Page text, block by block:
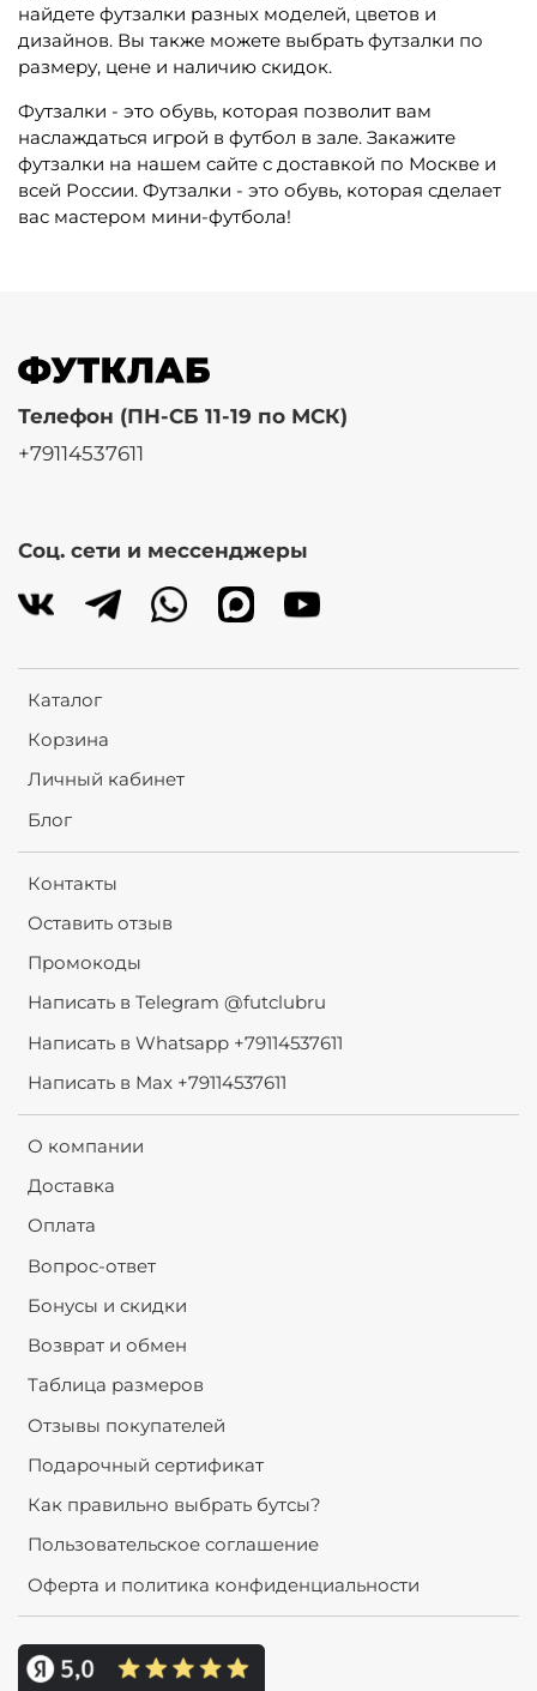
найдете футзалки разных моделей, цветов и
дизайнов. Вы также можете выбрать футзалки по
размеру, цене и наличию скидок.
Футзалки - это обувь, которая позволит вам
наслаждаться игрой в футбол в зале. Закажите
футзалки на нашем сайте с доставкой по Москве и
всей России. Футзалки - это обувь, которая сделает
вас мастером мини-футбола!
Каталог
Корзина
Личный кабинет
Блог
Контакты
Оставить отзыв
Промокоды
Написать в Telegram @futclubru
Написать в Whatsapp +79114537611
Написать в Max +79114537611
О компании
Доставка
Оплата
Вопрос-ответ
Бонусы и скидки
Возврат и обмен
Таблица размеров
Отзывы покупателей
Подарочный сертификат
Как правильно выбрать бутсы?
Пользовательское соглашение
Оферта и политика конфиденциальности
Телефон (ПН-СБ 11-19 по МСК)
+79114537611
Соц. сети и мессенджеры